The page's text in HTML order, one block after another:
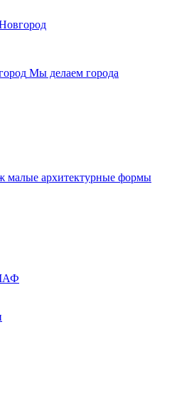
Мы делаем города